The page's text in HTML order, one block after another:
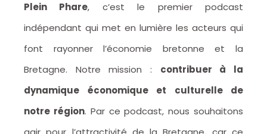
Plein Phare, c’est le premier podcast
indépendant qui met en lumière les acteurs qui
font rayonner l’économie bretonne et la
Bretagne. Notre mission : contribuer à la
dynamique économique et culturelle de
notre région. Par ce podcast, nous souhaitons